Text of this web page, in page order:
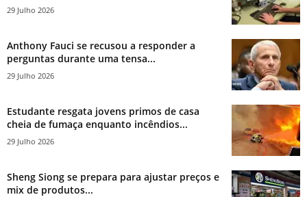
29 Julho 2026
Anthony Fauci se recusou a responder a
perguntas durante uma tensa...
29 Julho 2026
Estudante resgata jovens primos de casa
cheia de fumaça enquanto incêndios...
29 Julho 2026
Sheng Siong se prepara para ajustar preços e
mix de produtos...